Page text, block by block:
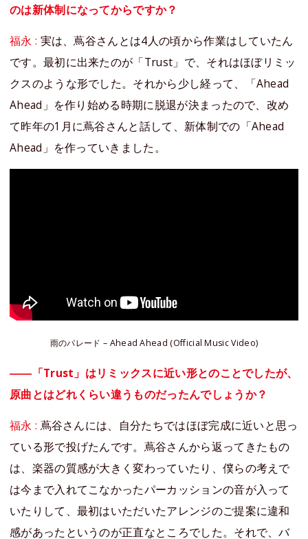
のは新体制になってからですか？
福永 : 実は、蔦谷さんとは4人の頃から作業はしていたん
です。最初に出来たのが「Trust」で、それはほぼリミッ
クスのような形でした。それから少し経って、「Ahead
Ahead」を作り始める時期に脱退が決まったので、改め
て昨年の1月に蔦谷さんと話して、新体制での「Ahead
Ahead」を作っていきました。
雨のパレード – Ahead Ahead (Official Music Video)
――「Trust」はリミックスに近い形とのことでしたが、
原曲とはどれくらい違うものだったんでしょうか？
福永 : 蔦谷さんには、自分たちではほぼ完成に近いと思っ
ている形で投げたんです。蔦谷さんから返ってきたもの
は、楽器の質感が大きく変わっていたり、僕らの考えで
は今まで入れてこなかったパーカッションの音が入って
いたりして、最初はいただいたアレンジのご提案に違和
感があったというのが正直なところでした。それで、バ